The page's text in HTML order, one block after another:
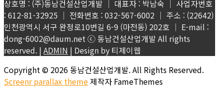
상호명 : (주)동남건설산업개발 │ 대표자 : 박남숙 │ 사업자번호
: 612-81-32925 │ 전화번호 : 032-567-6002 │ 주소 : (22642)
인천광역시 서구 완정로10번길 6-9 (마전동) 202호 │ E-mail :
dong-6002@daum.net ⓒ 동남건설산업개발 All rights
reserved. | ADMIN | Design by 티제이웹
Copyright © 2026 동남건설산업개발. All Rights Reserved.
Screenr parallax theme제작자 FameThemes